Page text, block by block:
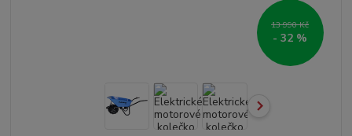
13 990 Kč
- 32 %